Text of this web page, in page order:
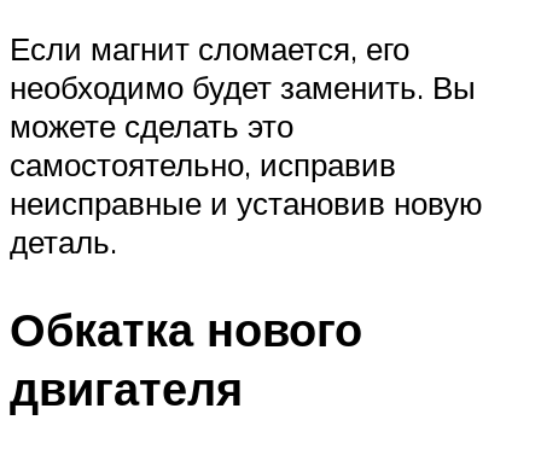
Если магнит сломается, его
необходимо будет заменить. Вы
можете сделать это
самостоятельно, исправив
неисправные и установив новую
деталь.
Обкатка нового
двигателя